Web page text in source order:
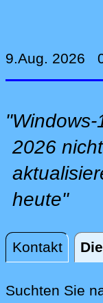
9.Aug. 2026
2026
heute"
Kontakt
Suchten Sie